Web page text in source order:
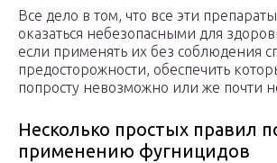
Все дело в том, что все эти
оказаться небезопасными для
если применять их без соблюдения
предосторожности, обеспечить
попросту невозможно или же почти
Несколько простых правил
применению фугницидов